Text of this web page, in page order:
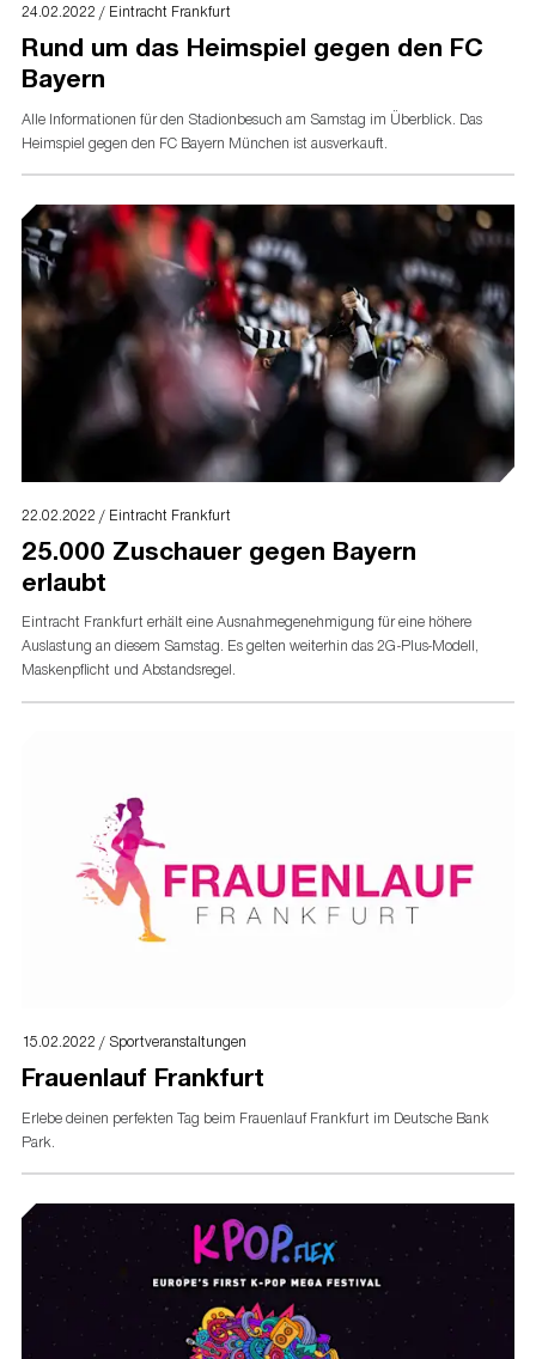
24.02.2022 / Eintracht Frankfurt
Rund um das Heimspiel gegen den FC
Bayern
Alle Informationen für den Stadionbesuch am Samstag im Überblick. Das
Heimspiel gegen den FC Bayern München ist ausverkauft.
22.02.2022 / Eintracht Frankfurt
25.000 Zuschauer gegen Bayern
erlaubt
Eintracht Frankfurt erhält eine Ausnahmegenehmigung für eine höhere
Auslastung an diesem Samstag. Es gelten weiterhin das 2G-Plus-Modell,
Maskenpflicht und Abstandsregel.
15.02.2022 / Sportveranstaltungen
Frauenlauf Frankfurt
Erlebe deinen perfekten Tag beim Frauenlauf Frankfurt im Deutsche Bank
Park.